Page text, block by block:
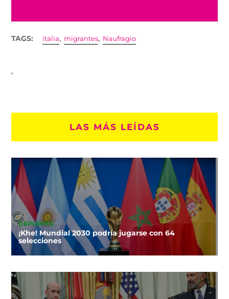
TAGS: italia, migrantes, Naufragio
LAS MÁS LEÍDAS
DEPORTES
¡Khe! Mundial 2030 podría jugarse con 64
selecciones